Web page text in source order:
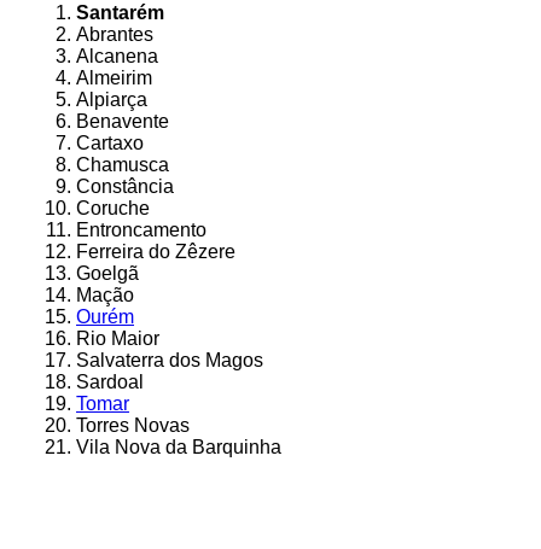
Santarém
Abrantes
Alcanena
Almeirim
Alpiarça
Benavente
Cartaxo
Chamusca
Constância
Coruche
Entroncamento
Ferreira do Zêzere
Goelgã
Mação
Ourém
Rio Maior
Salvaterra dos Magos
Sardoal
Tomar
Torres Novas
Vila Nova da Barquinha